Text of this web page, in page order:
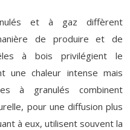
et à gaz diffèrent
de produire et de
à bois privilégient le
une chaleur intense mais
à granulés combinent
pour une diffusion plus
à eux, utilisent souvent la